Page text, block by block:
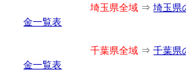
埼玉県全域 ⇒埼玉県
金一覧表
千葉県全域 ⇒千葉県
金一覧表